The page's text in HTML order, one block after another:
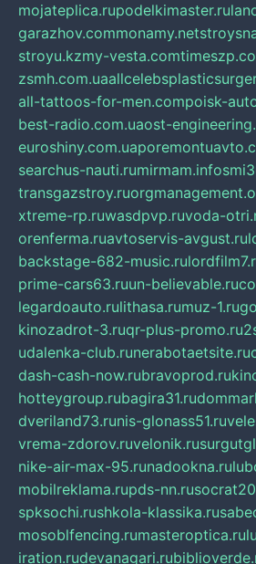
mojateplica.rupodelkimaster.ru
garazhov.commonamy.net
stroyu.kzmy-vesta.com
zsmh.com.ua
all-tattoos-for-men.compoisk-
best-radio.com.uaost-
euroshiny.com.ua
searchus-nauti.rumirmam.info
transgazstroy.ru
xtreme-rp.ruwasdpvp.ruvoda-
orenferma.ruavtoservis-avgust.ru
backstage-682-music.ru
prime-cars63.ruun-believable.ru
legardoauto.rulithasa.rumuz-1.ru
kinozadrot-3.ruqr-plus-promo.ru
udalenka-club.runerabotaetsite.ru
dash-cash-now.rubravoprod.ru
hotteygroup.rubagira31.ru
dveriland73.runis-glonass51.ru
vrema-zdorov.ruvelonik.ru
nike-air-max-95.runadookna.ru
mobilreklama.rupds-nn.ru
spksochi.rushkola-klassika.ru
mosoblfencing.rumasteroptica.ru
iration.rudevanagari.ru